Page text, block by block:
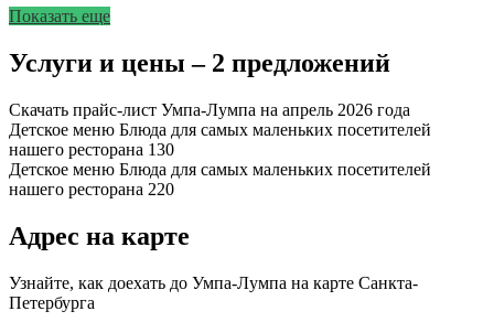
Показать еще
Услуги и цены – 2 предложений
Скачать прайс-лист Умпа-Лумпа на апрель 2026 года
Детское меню Блюда для самых маленьких посетителей
нашего ресторана 130
Детское меню Блюда для самых маленьких посетителей
нашего ресторана 220
Адрес на карте
Узнайте, как доехать до Умпа-Лумпа на карте Санкта-
Петербурга